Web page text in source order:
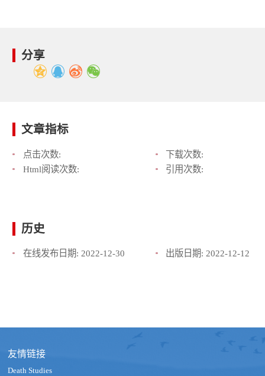
分享
文章指标
点击次数:
下载次数:
Html阅读次数:
引用次数:
历史
在线发布日期: 2022-12-30 出版日期: 2022-12-12
友情链接
Death Studies